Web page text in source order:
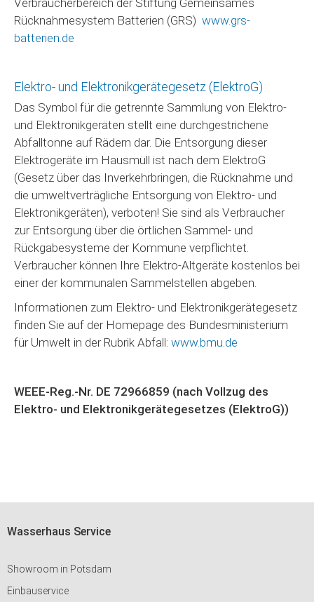
Verbraucherbereich der Stiftung Gemeinsames
Rücknahmesystem Batterien (GRS) www.grs-
batterien.de
Elektro- und Elektronikgerätegesetz (ElektroG)
Das Symbol für die getrennte Sammlung von Elektro-
und Elektronikgeräten stellt eine durchgestrichene
Abfalltonne auf Rädern dar. Die Entsorgung dieser
Elektrogeräte im Hausmüll ist nach dem ElektroG
(Gesetz über das Inverkehrbringen, die Rücknahme und
die umweltverträgliche Entsorgung von Elektro- und
Elektronikgeräten), verboten! Sie sind als Verbraucher
zur Entsorgung über die örtlichen Sammel- und
Rückgabesysteme der Kommune verpflichtet.
Verbraucher können Ihre Elektro-Altgeräte kostenlos bei
einer der kommunalen Sammelstellen abgeben.
Informationen zum Elektro- und Elektronikgerätegesetz
finden Sie auf der Homepage des Bundesministerium
für Umwelt in der Rubrik Abfall: www.bmu.de
WEEE-Reg.-Nr. DE 72966859 (nach Vollzug des
Elektro- und Elektronikgerätegesetzes (ElektroG))
Wasserhaus Service
Showroom in Potsdam
Einbauservice